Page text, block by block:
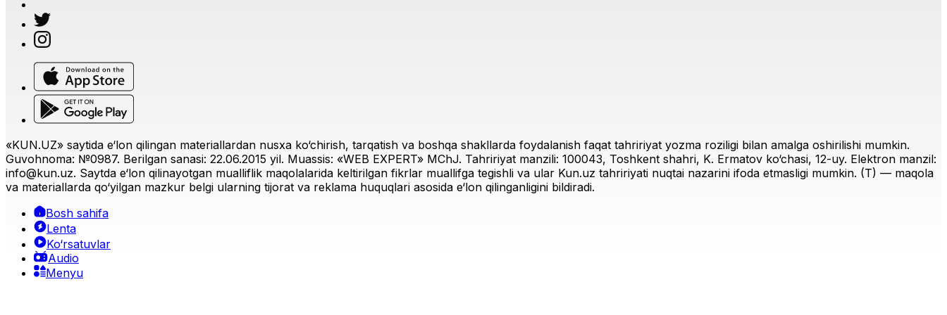
«KUN.UZ» saytida e‘lon qilingan materiallardan nusxa ko‘chirish, tarqatish va boshqa shakllarda foydalanish faqat tahririyat yozma roziligi bilan amalga oshirilishi mumkin.
Guvohnoma: №0987. Berilgan sanasi: 22.06.2015 yil. Muassis: «WEB EXPERT» MChJ. Tahririyat manzili: 100043, Toshkent shahri, K. Ermatov ko‘chasi, 12-uy. Elektron manzil:
info@kun.uz. Saytda e‘lon qilinayotgan mualliflik maqolalarida keltirilgan fikrlar muallifga tegishli va ular Kun.uz tahririyati nuqtai nazarini ifoda etmasligi mumkin. (T) — maqola
va materiallarda qo‘yilgan mazkur belgi ularning tijorat va reklama huquqlari asosida e‘lon qilinganligini bildiradi.
Bosh sahifa
Lenta
Ko‘rsatuvlar
Audio
Menyu